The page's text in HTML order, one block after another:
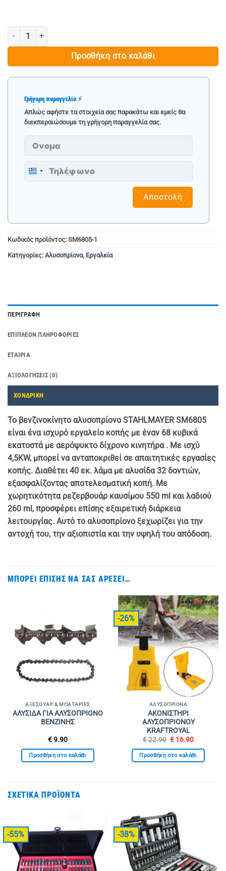
2 ΤΕΜΑΧΙΑ ΑΛΥΣΟΠΡΙΟΝΑ ΒΕΝΖΙΝΗΣ 68cc, 6hp - STAHLMAYER
Προσθήκη στο καλάθι
Γρήγορη παραγγελία ⚡
Απλώς αφήστε τα στοιχεία σας παρακάτω και εμείς θα
διεκπεραιώσουμε τη γρήγορη παραγγελία σας.
Greece
Αποστολή
Κωδικός προϊόντος: SM6805-1
Κατηγορίες: Αλυσοπρίονα, Εργαλεία
ΠΕΡΙΓΡΑΦΉ
ΕΠΙΠΛΈΟΝ ΠΛΗΡΟΦΟΡΊΕΣ
ΕΤΑΙΡΊΑ
ΑΞΙΟΛΟΓΉΣΕΙΣ (0)
ΧΟΝΔΡΙΚΗ
Το βενζινοκίνητο αλυσοπρίονο STAHLMAYER SM6805
είναι ένα ισχυρό εργαλείο κοπής με έναν 68 κυβικά
εκατοστά με αερόψυκτο δίχρονο κινητήρα . Με ισχύ
4,5KW, μπορεί να ανταποκριθεί σε απαιτητικές εργασίες
κοπής. Διαθέτει 40 εκ. λάμα με αλυσίδα 32 δοντιών,
εξασφαλίζοντας αποτελεσματική κοπή. Με
χωρητικότητα ρεζερβουάρ καυσίμου 550 ml και λαδιού
260 ml, προσφέρει επίσης εξαιρετική διάρκεια
λειτουργίας. Αυτό το αλυσοπρίονο ξεχωρίζει για την
αντοχή του, την αξιοπιστία και την υψηλή του απόδοση.
ΜΠΟΡΕΊ ΕΠΊΣΗΣ ΝΑ ΣΑΣ ΑΡΈΣΕΙ…
ΑΞΕΣΟΥΆΡ & ΜΠΑΤΑΡΊΕΣ
ΑΛΥΣΙΔΑ ΓΙΑ ΑΛΥΣΟΠΡΙΟΝΟ
ΒΕΝΖΙΝΗΣ
€9.90
Προσθήκη στο καλάθι
-26%
ΑΛΥΣΟΠΡΊΟΝΑ
ΑΚΟΝΙΣΤΗΡΙ
ΑΛΥΣΟΠΡΙΟΝΟΥ
KRAFTROYAL
€22.90 Original
was:
€ 22.90.
€ 16.90Η
τιμή
είναι:
Προσθήκη στο καλάθι
ΣΧΕΤΙΚΆ ΠΡΟΪΌΝΤΑ
-55% -38%